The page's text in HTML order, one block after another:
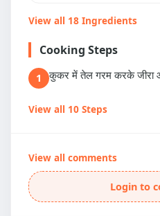
View all 18 Ingredients
Cooking Steps
1 कुकर में तेल गरम करके जीरा
View all 10 Steps
View all comments
Login to